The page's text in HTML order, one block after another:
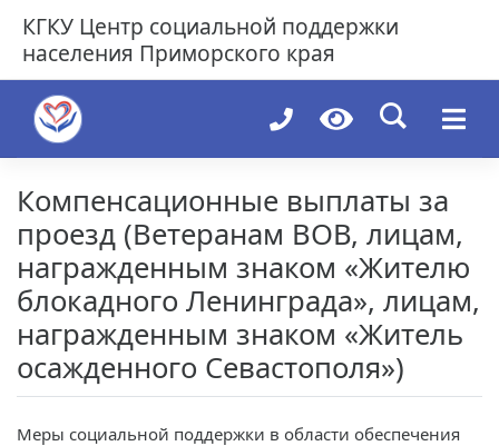
content
КГКУ Центр социальной поддержки
населения Приморского края
Компенсационные выплаты за
проезд (Ветеранам ВОВ, лицам,
награжденным знаком «Жителю
блокадного Ленинграда», лицам,
награжденным знаком «Житель
осажденного Севастополя»)
Меры социальной поддержки в области обеспечения